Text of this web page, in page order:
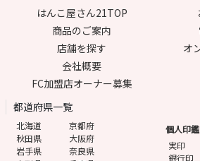
はんこ屋さん21TOP
商品のご案内
店舗を探す
オ
会社概要
FC加盟店オーナー募集
都道府県一覧
北海道
秋田県
岩手県
京都府
大阪府
奈良県
個人印鑑
実印
銀行印